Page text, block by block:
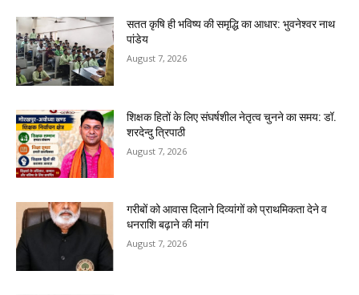
सतत कृषि ही भविष्य की समृद्धि का आधार: भुवनेश्वर नाथ
पांडेय
August 7, 2026
शिक्षक हितों के लिए संघर्षशील नेतृत्व चुनने का समय: डॉ.
शरदेन्दु त्रिपाठी
August 7, 2026
गरीबों को आवास दिलाने दिव्यांगों को प्राथमिकता देने व
धनराशि बढ़ाने की मांग
August 7, 2026